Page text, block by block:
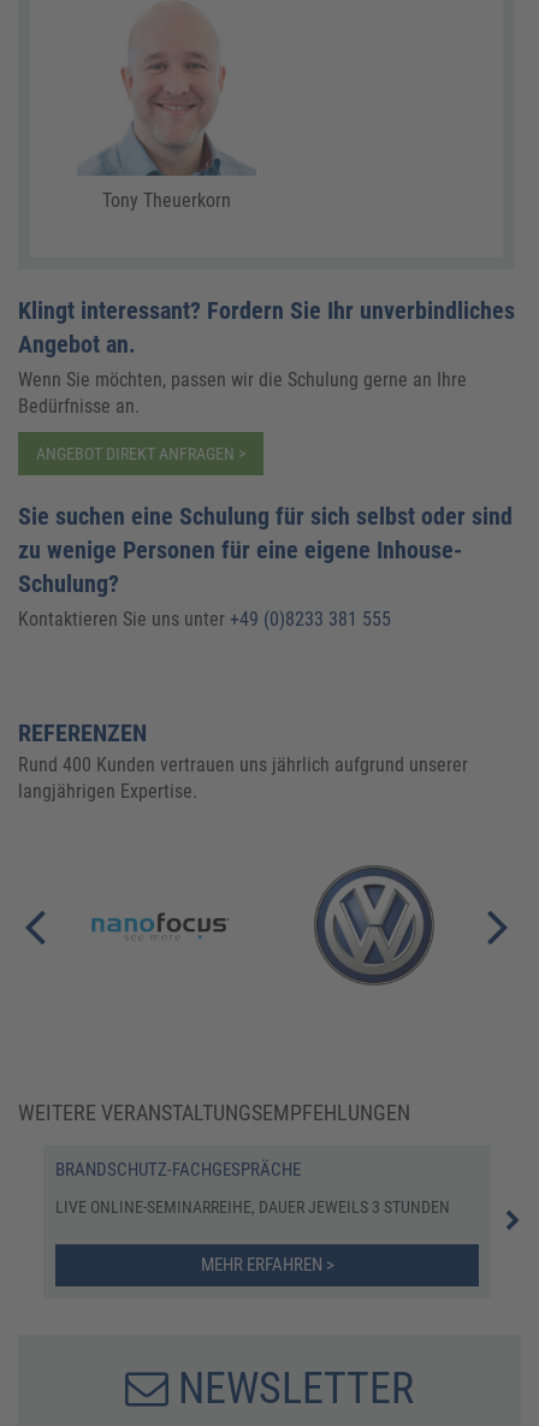
Tony Theuerkorn
Klingt interessant? Fordern Sie Ihr unverbindliches
Angebot an.
Wenn Sie möchten, passen wir die Schulung gerne an Ihre
Bedürfnisse an.
ANGEBOT DIREKT ANFRAGEN >
Sie suchen eine Schulung für sich selbst oder sind
zu wenige Personen für eine eigene Inhouse-
Schulung?
Kontaktieren Sie uns unter +49 (0)8233 381 555
REFERENZEN
Rund 400 Kunden vertrauen uns jährlich aufgrund unserer
langjährigen Expertise.
WEITERE VERANSTALTUNGSEMPFEHLUNGEN
BRANDSCHUTZ-FACHGESPRÄCHE
LIVE ONLINE-SEMINARREIHE, DAUER JEWEILS 3 STUNDEN
MEHR ERFAHREN >
NEWSLETTER